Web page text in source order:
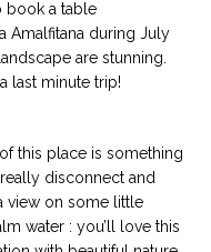
book a table
Amalfitana during July
are stunning.
last minute trip!
this place is something
disconnect and
view on some little
water : you’ll love this